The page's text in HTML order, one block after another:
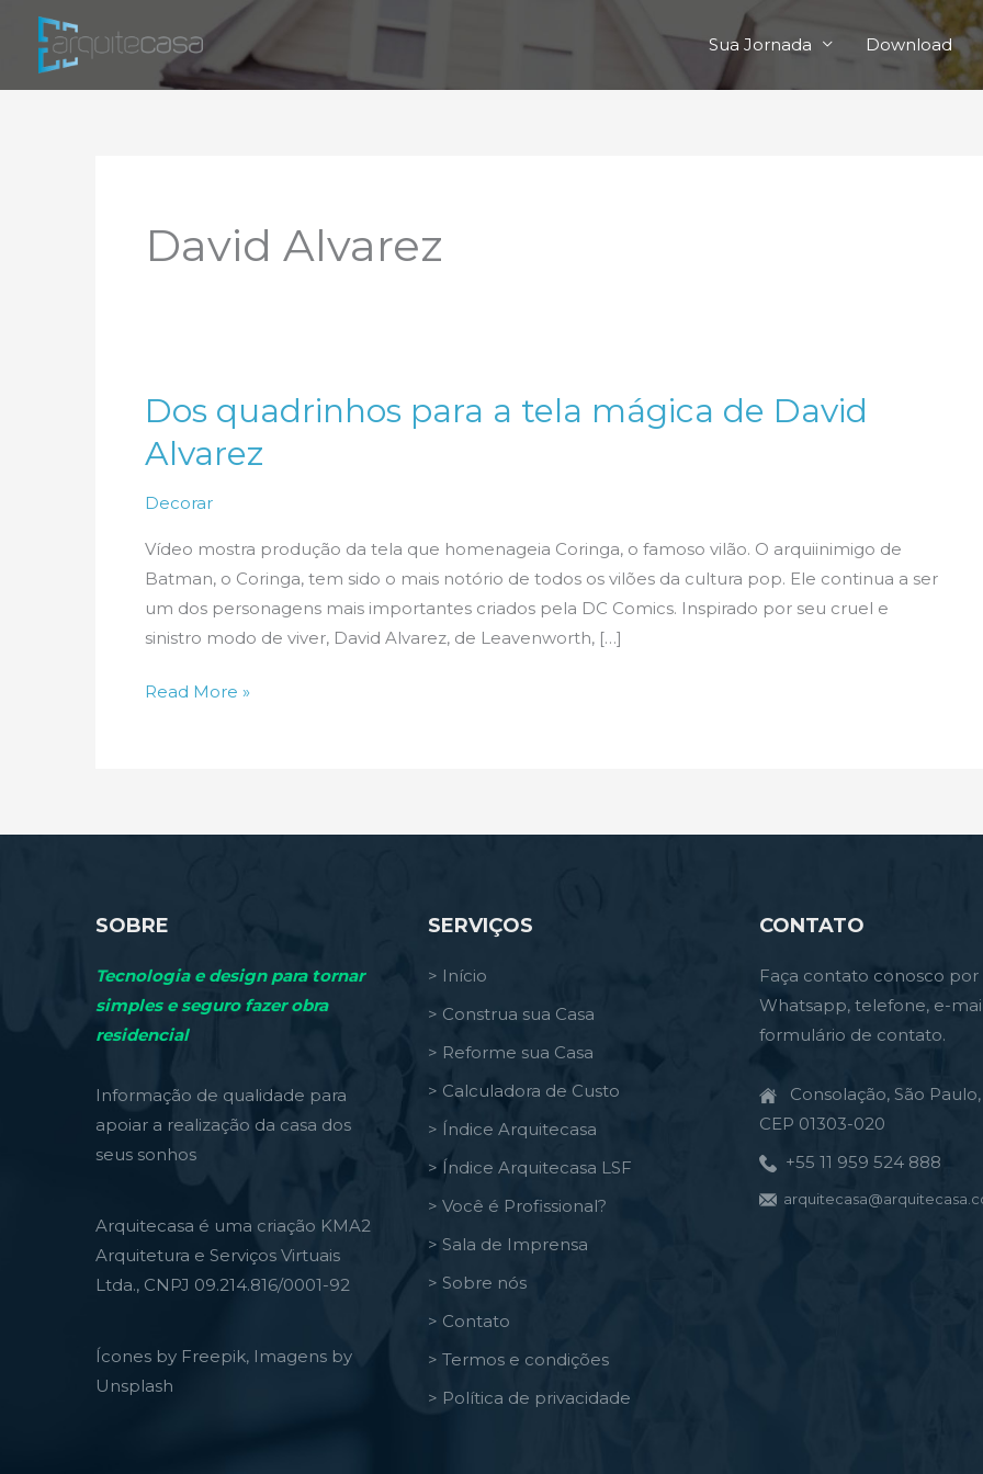
Sua Jornada Download
David Alvarez
Dos quadrinhos para a tela mágica de David
Alvarez
Decorar
Vídeo mostra produção da tela que homenageia Coringa, o famoso vilão. O arquiinimigo de
Batman, o Coringa, tem sido o mais notório de todos os vilões da cultura pop. Ele continua a ser
um dos personagens mais importantes criados pela DC Comics. Inspirado por seu cruel e
sinistro modo de viver, David Alvarez, de Leavenworth, […]
Dos
mágica
Alvarez
Read More »
SOBRE
Tecnologia e design para tornar
simples e seguro fazer obra
residencial
Informação de qualidade para
apoiar a realização da casa dos
seus sonhos
Arquitecasa é uma criação KMA2
Arquitetura e Serviços Virtuais
Ltda., CNPJ 09.214.816/0001-92
Ícones by Freepik, Imagens by
Unsplash
SERVIÇOS
> Início
> Construa sua Casa
> Reforme sua Casa
> Calculadora de Custo
> Índice Arquitecasa
> Índice Arquitecasa LSF
> Você é Profissional?
> Sala de Imprensa
> Sobre nós
> Contato
> Termos e condições
> Política de privacidade
CONTATO
Faça contato conosco por
Whatsapp, telefone, e-
formulário de contato.
Consolação, São Paulo,
CEP 01303-020
+55 11 959 524 888